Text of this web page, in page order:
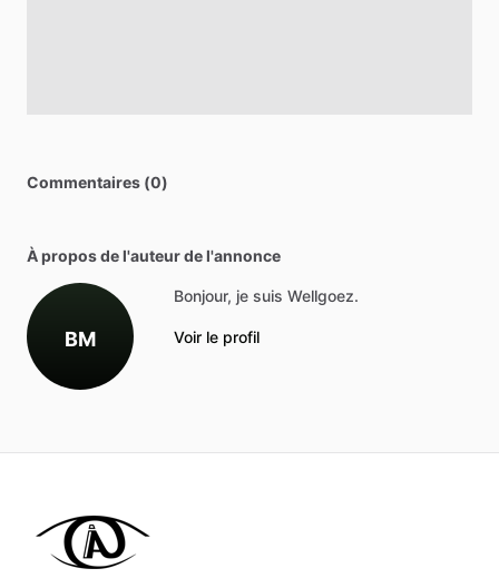
Commentaires (0)
À propos de l'auteur de l'annonce
BM
Bonjour, je suis Wellgoez.
Voir le profil